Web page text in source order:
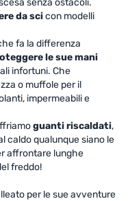
senza ostacoli.
da scicon modelli
fa la differenza
le sue mani
infortuni. Che
o muffole per il
impermeabili e
guanti riscaldati,
caldo qualunque siano le
affrontare lunghe
freddo!
per le sue avventure